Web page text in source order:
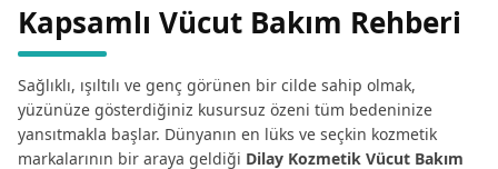
Kapsamlı Vücut Bakım Rehberi
Sağlıklı, ışıltılı ve genç görünen bir cilde sahip olmak,
yüzünüze gösterdiğiniz kusursuz özeni tüm bedeninize
yansıtmakla başlar. Dünyanın en lüks ve seçkin kozmetik
markalarının bir araya geldiği Dilay Kozmetik Vücut Bakım